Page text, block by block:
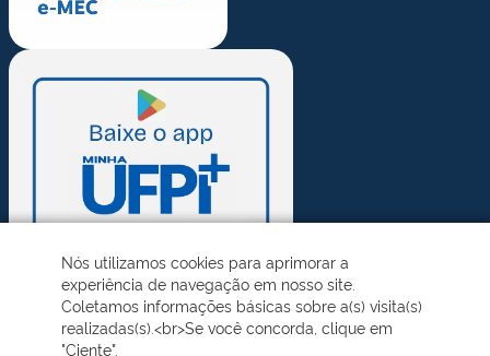
Nós utilizamos cookies para aprimorar a
experiência de navegação em nosso site.
Coletamos informações básicas sobre a(s) visita(s)
realizadas(s).<br>Se você concorda, clique em
"Ciente".